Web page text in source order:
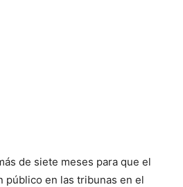
de siete meses para que el
público en las tribunas en el